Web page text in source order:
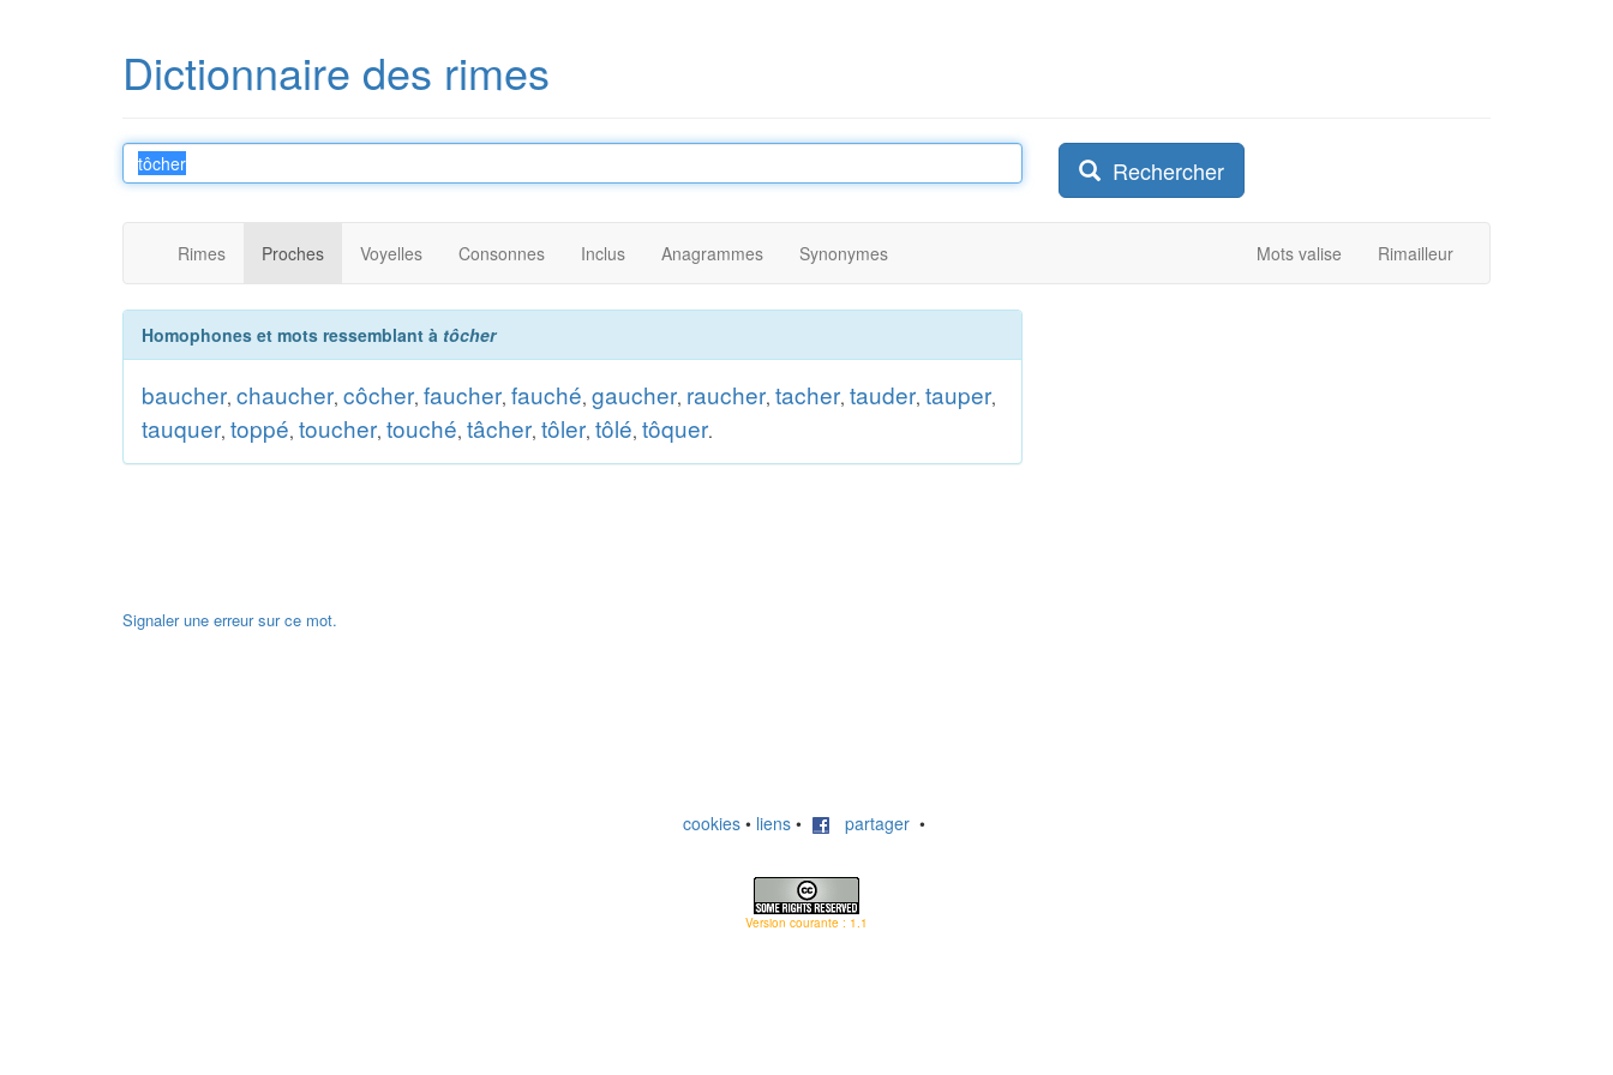
Dictionnaire des rimes
Rechercher
Rimes Proches Voyelles Consonnes Inclus Anagrammes Synonymes Mots valise Rimailleur
Homophones et mots ressemblant à tôcher
baucher, chaucher, côcher, faucher, fauché, gaucher, raucher, tacher, tauder, tauper,
tauquer, toppé, toucher, touché, tâcher, tôler, tôlé, tôquer.
Signaler une erreur sur ce mot.
cookies • liens • partager •
Version courante : 1.1